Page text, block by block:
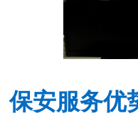
保安服务优